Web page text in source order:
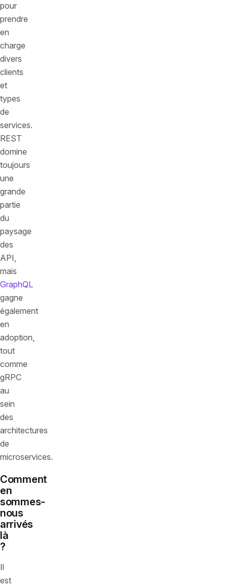
pour
prendre
en
charge
divers
clients
et
types
de
services.
REST
domine
toujours
une
grande
partie
du
paysage
des
API,
mais
GraphQL
gagne
également
en
adoption,
tout
comme
gRPC
au
sein
des
architectures
de
microservices.
Comment
en
sommes-
nous
arrivés
là
?
Il
est